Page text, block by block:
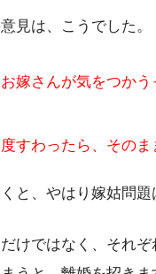
見は、こうでした。
嫁さんが気をつか
すわったら、そのま
と、やはり嫁姑問
けではなく、それ